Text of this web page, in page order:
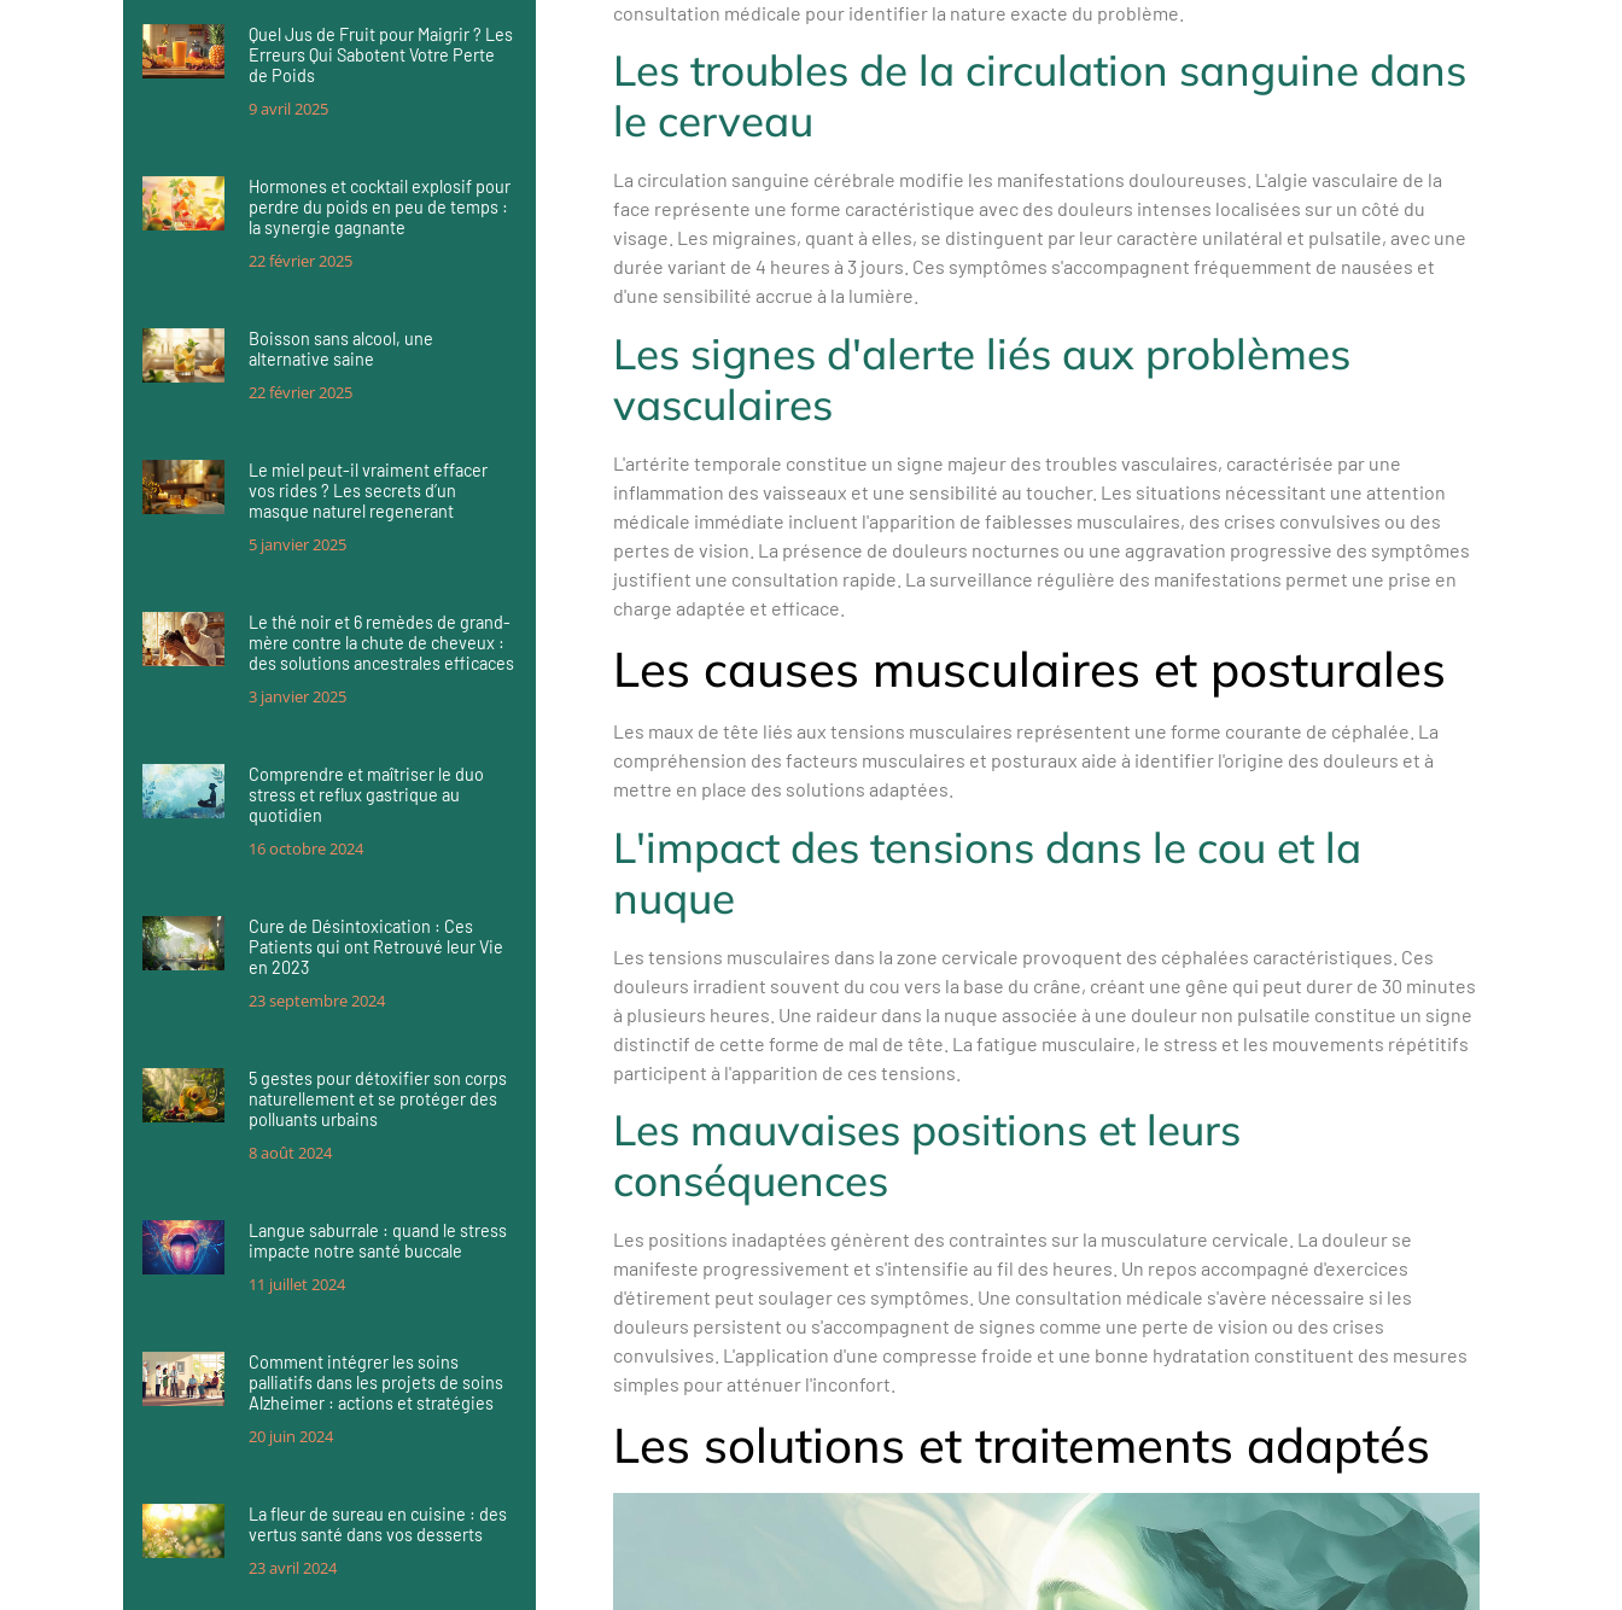
consultation médicale pour identifier la nature exacte du problème.
Les troubles de la circulation sanguine dans
le cerveau
La circulation sanguine cérébrale modifie les manifestations douloureuses. L'algie vasculaire de la
face représente une forme caractéristique avec des douleurs intenses localisées sur un côté du
visage. Les migraines, quant à elles, se distinguent par leur caractère unilatéral et pulsatile, avec une
durée variant de 4 heures à 3 jours. Ces symptômes s'accompagnent fréquemment de nausées et
d'une sensibilité accrue à la lumière.
Les signes d'alerte liés aux problèmes
vasculaires
L'artérite temporale constitue un signe majeur des troubles vasculaires, caractérisée par une
inflammation des vaisseaux et une sensibilité au toucher. Les situations nécessitant une attention
médicale immédiate incluent l'apparition de faiblesses musculaires, des crises convulsives ou des
pertes de vision. La présence de douleurs nocturnes ou une aggravation progressive des symptômes
justifient une consultation rapide. La surveillance régulière des manifestations permet une prise en
charge adaptée et efficace.
Les causes musculaires et posturales
Les maux de tête liés aux tensions musculaires représentent une forme courante de céphalée. La
compréhension des facteurs musculaires et posturaux aide à identifier l'origine des douleurs et à
mettre en place des solutions adaptées.
L'impact des tensions dans le cou et la
nuque
Les tensions musculaires dans la zone cervicale provoquent des céphalées caractéristiques. Ces
douleurs irradient souvent du cou vers la base du crâne, créant une gêne qui peut durer de 30 minutes
à plusieurs heures. Une raideur dans la nuque associée à une douleur non pulsatile constitue un signe
distinctif de cette forme de mal de tête. La fatigue musculaire, le stress et les mouvements répétitifs
participent à l'apparition de ces tensions.
Les mauvaises positions et leurs
conséquences
Les positions inadaptées génèrent des contraintes sur la musculature cervicale. La douleur se
manifeste progressivement et s'intensifie au fil des heures. Un repos accompagné d'exercices
d'étirement peut soulager ces symptômes. Une consultation médicale s'avère nécessaire si les
douleurs persistent ou s'accompagnent de signes comme une perte de vision ou des crises
convulsives. L'application d'une compresse froide et une bonne hydratation constituent des mesures
simples pour atténuer l'inconfort.
Les solutions et traitements adaptés
Quel Jus de Fruit pour Maigrir ? Les
Erreurs Qui Sabotent Votre Perte
de Poids
9 avril 2025
Hormones et cocktail explosif pour
perdre du poids en peu de temps :
la synergie gagnante
22 février 2025
Boisson sans alcool, une
alternative saine
22 février 2025
Le miel peut-il vraiment effacer
vos rides ? Les secrets d’un
masque naturel regenerant
5 janvier 2025
Le thé noir et 6 remèdes de grand-
mère contre la chute de cheveux :
des solutions ancestrales efficaces
3 janvier 2025
Comprendre et maîtriser le duo
stress et reflux gastrique au
quotidien
16 octobre 2024
Cure de Désintoxication : Ces
Patients qui ont Retrouvé leur Vie
en 2023
23 septembre 2024
5 gestes pour détoxifier son corps
naturellement et se protéger des
polluants urbains
8 août 2024
Langue saburrale : quand le stress
impacte notre santé buccale
11 juillet 2024
Comment intégrer les soins
palliatifs dans les projets de soins
Alzheimer : actions et stratégies
20 juin 2024
La fleur de sureau en cuisine : des
vertus santé dans vos desserts
23 avril 2024